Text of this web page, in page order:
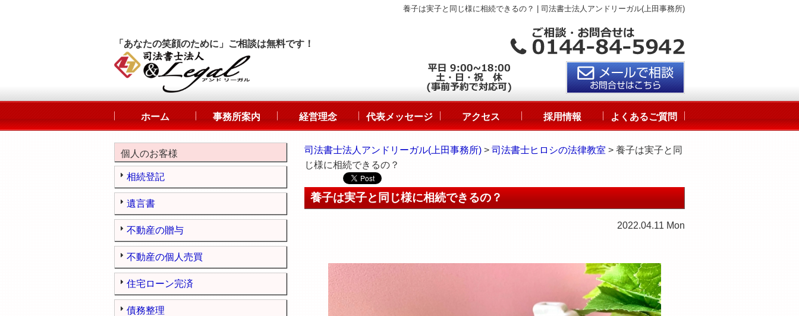
養子は実子と同じ様に相続できるの？ | 司法書士法人アンドリーガル(上田事務所)
「あなたの笑顔のために」ご相談は無料です！
ホーム 事務所案内 経営理念 代表メッセージ アクセス 採用情報 よくあるご質問
個人のお客様
相続登記
遺言書
不動産の贈与
不動産の個人売買
住宅ローン完済
債務整理
司法書士法人アンドリーガル(上田事務所) > 司法書士ヒロシの法律教室 > 養子は実子と同
じ様に相続できるの？
養子は実子と同じ様に相続できるの？
2022.04.11 Mon